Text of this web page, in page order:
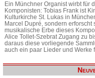
Ein Münchner Organist wirbt für
Komponisten: Tobias Frank ist
Kulturkirche St. Lukas in
Marcel Dupré, sondern
musikalische Erbe dieses
Alice Tollet-Szebrat Zugang zu
daraus diese vorliegende
auch ein paar Lieder und Werke